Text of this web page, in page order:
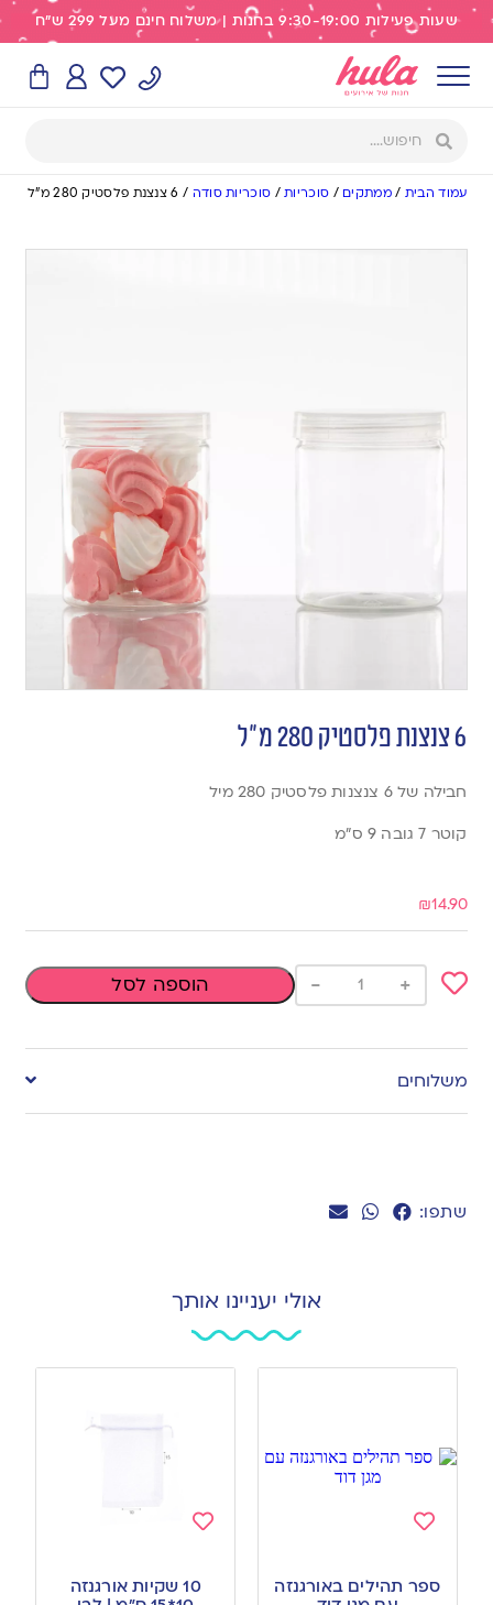
שעות פעילות 9:30-19:00 בחנות | משלוח חינם מעל 299 ש"ח
עמוד הבית /ממתקים / סוכריות/ סוכריות סודה / 6 צנצנת פלסטיק 280 מ”ל
שתפו:
6 צנצנת פלסטיק 280 מ”ל
חבילה של 6 צנצנות פלסטיק 280 מיל
קוטר 7 גובה 9 ס”מ
₪14.90
to
wishlist
+
- הוספה לסל
משלוחים
אולי יעניינו אותך
to
wishlist
ספר תהילים באורגנזה
to
wishlist
10 שקיות אורגנזה